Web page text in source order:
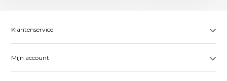
Klantenservice
Mijn account